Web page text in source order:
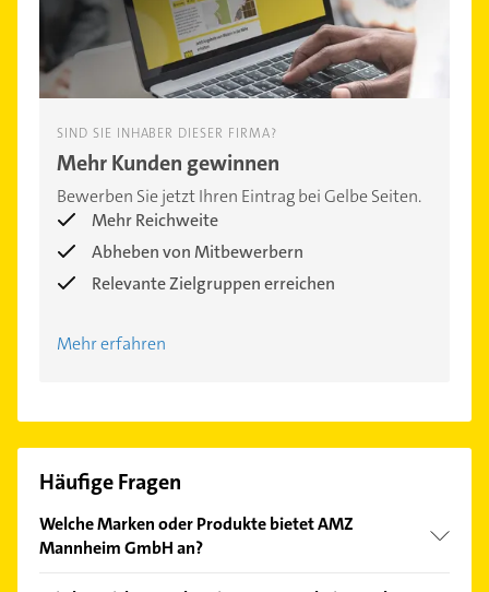
SIND SIE INHABER DIESER FIRMA?
Mehr Kunden gewinnen
Bewerben Sie jetzt Ihren Eintrag bei Gelbe Seiten.
Mehr Reichweite
Abheben von Mitbewerbern
Relevante Zielgruppen erreichen
Mehr erfahren
Häufige Fragen
Welche Marken oder Produkte bietet AMZ
Mannheim GmbH an?